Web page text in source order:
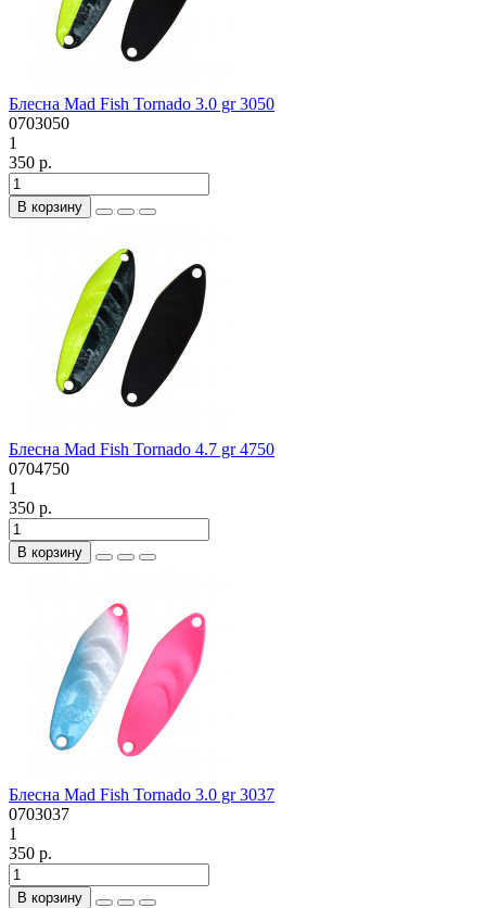
Блесна Mad Fish Tornado 3.0 gr 3050
0703050
1
350 р.
В корзину
Блесна Mad Fish Tornado 4.7 gr 4750
0704750
1
350 р.
В корзину
Блесна Mad Fish Tornado 3.0 gr 3037
0703037
1
350 р.
В корзину